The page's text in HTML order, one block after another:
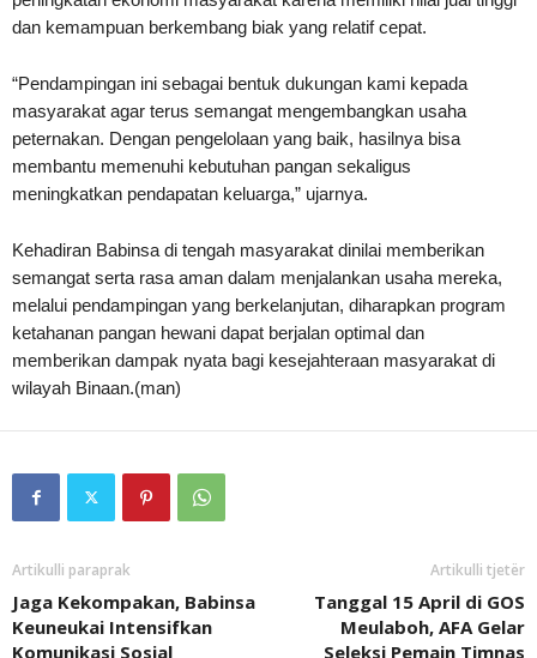
dan kemampuan berkembang biak yang relatif cepat.
“Pendampingan ini sebagai bentuk dukungan kami kepada
masyarakat agar terus semangat mengembangkan usaha
peternakan. Dengan pengelolaan yang baik, hasilnya bisa
membantu memenuhi kebutuhan pangan sekaligus
meningkatkan pendapatan keluarga,” ujarnya.
Kehadiran Babinsa di tengah masyarakat dinilai memberikan
semangat serta rasa aman dalam menjalankan usaha mereka,
melalui pendampingan yang berkelanjutan, diharapkan program
ketahanan pangan hewani dapat berjalan optimal dan
memberikan dampak nyata bagi kesejahteraan masyarakat di
wilayah Binaan.(man)
Artikulli paraprak
Jaga Kekompakan, Babinsa
Keuneukai Intensifkan
Komunikasi Sosial
Artikulli tjetër
Tanggal 15 April di GOS
Meulaboh, AFA Gelar
Seleksi Pemain Timnas